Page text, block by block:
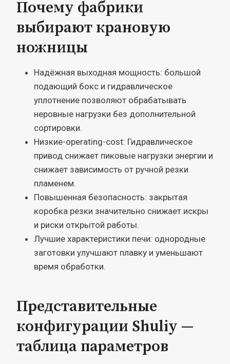
Почему фабрики
выбирают крановую
ножницы
Надёжная выходная мощность: большой
подающий бокс и гидравлическое
уплотнение позволяют обрабатывать
неровные нагрузки без дополнительной
сортировки.
Низкие-operating-cost: Гидравлическое
привод снижает пиковые нагрузки энергии и
снижает зависимость от ручной резки
пламенем.
Повышенная безопасность: закрытая
коробка резки значительно снижает искры
и риски открытой работы.
Лучшие характеристики печи: однородные
заготовки улучшают плавку и уменьшают
время обработки.
Представительные
конфигурации Shuliy —
таблица параметров